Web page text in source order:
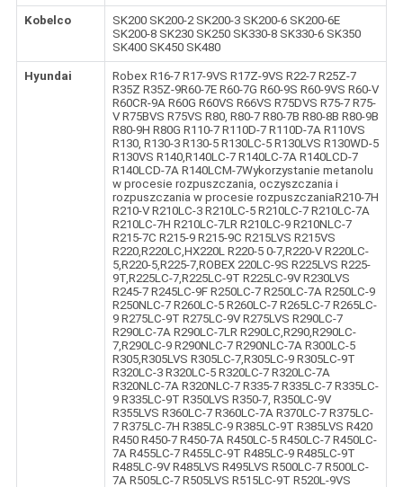
Kobelco
SK200 SK200-2 SK200-3 SK200-6 SK200-6E
SK200-8 SK230 SK250 SK330-8 SK330-6 SK350
SK400 SK450 SK480
Hyundai
Robex R16-7 R17-9VS R17Z-9VS R22-7 R25Z-7
R35Z R35Z-9R60-7E R60-7G R60-9S R60-9VS R60-V
R60CR-9A R60G R60VS R66VS R75DVS R75-7 R75-
V R75BVS R75VS R80, R80-7 R80-7B R80-8B R80-9B
R80-9H R80G R110-7 R110D-7 R110D-7A R110VS
R130, R130-3 R130-5 R130LC-5 R130LVS R130WD-5
R130VS R140,R140LC-7 R140LC-7A R140LCD-7
R140LCD-7A R140LCM-7Wykorzystanie metanolu
w procesie rozpuszczania, oczyszczania i
rozpuszczania w procesie rozpuszczaniaR210-7H
R210-V R210LC-3 R210LC-5 R210LC-7 R210LC-7A
R210LC-7H R210LC-7LR R210LC-9 R210NLC-7
R215-7C R215-9 R215-9C R215LVS R215VS
R220,R220LC,HX220L R220-5 0-7,R220-V R220LC-
5,R220-5,R225-7,ROBEX 220LC-9S R225LVS R225-
9T,R225LC-7,R225LC-9T R225LC-9V R230LVS
R245-7 R245LC-9F R250LC-7 R250LC-7A R250LC-9
R250NLC-7 R260LC-5 R260LC-7 R265LC-7 R265LC-
9 R275LC-9T R275LC-9V R275LVS R290LC-7
R290LC-7A R290LC-7LR R290LC,R290,R290LC-
7,R290LC-9 R290NLC-7 R290NLC-7A R300LC-5
R305,R305LVS R305LC-7,R305LC-9 R305LC-9T
R320LC-3 R320LC-5 R320LC-7 R320LC-7A
R320NLC-7A R320NLC-7 R335-7 R335LC-7 R335LC-
9 R335LC-9T R350LVS R350-7, R350LC-9V
R355LVS R360LC-7 R360LC-7A R370LC-7 R375LC-
7 R375LC-7H R385LC-9 R385LC-9T R385LVS R420
R450 R450-7 R450-7A R450LC-5 R450LC-7 R450LC-
7A R455LC-7 R455LC-9T R485LC-9 R485LC-9T
R485LC-9V R485LVS R495LVS R500LC-7 R500LC-
7A R505LC-7 R505LVS R515LC-9T R520L-9VS